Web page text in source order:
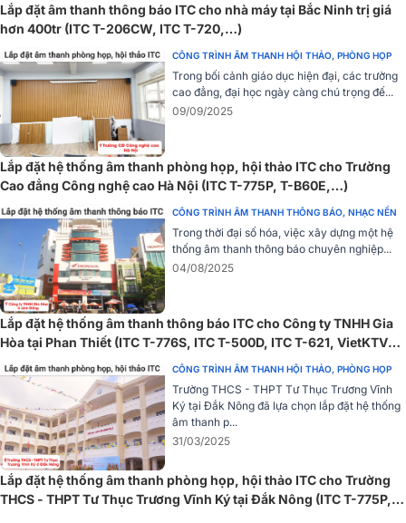
Amply công suất 720/480W Bosch LBB 1938/20 là một trong
những sản phẩm được yêu thích và đánh giá cao của hãng Bosch,
nhờ vào hiệu suất vượt trội và chất lượng âm thanh ấn tượng.
Amply có đầu ra 70V / 100V và 8 ohm, phù hợp với nhiều loại loa
khác nhau. Nó còn có hai đầu vào với chức năng chuyển đổi ưu
tiên, giúp người dùng dễ dàng quản lý và điều chỉnh âm thanh theo
nhu cầu.
Với đầu vào 100V, amply này hoạt động tốt nhất với các dòng loa
dưới 100V, đảm bảo âm thanh luôn trong trẻo và mạnh mẽ.
Bàn gọi Bosch LBB1956/00
Bàn gọi Bosch LBB1956/00 là thiết bị không thể thiếu cho hệ thống
Plena Alarm thoại, được thiết kế với sáu vùng cuộc gọi.
Thiết bị này có 6 phím chọn khu vực, phím gọi tất cả và phím PTT-
key dành cho các cuộc gọi khẩn cấp. Các đèn LED trên bàn gọi
dùng dễ dàng quản lý và điều khiển.
Đặc biệt, bàn gọi LBB1956/00 còn có khả năng mở rộng cuộc gọi
với thêm 7 khu vực và các phím nhóm khu vực, cho phép thực hiện
cuộc gọi đến các vùng chọn trong hệ thống địa chỉ công cộng được
xây dựng.
Loa hộp 6W BOSCH LB1-UW06-D1
Lắp đặt âm thanh thông báo ITC cho nhà máy tại Bắc Ninh trị giá
hơn 400tr (ITC T-206CW, ITC T-720,…)
CÔNG TRÌNH ÂM THANH HỘI THẢO, PHÒNG HỌP
Trong bối cảnh giáo dục hiện đại, các trường
cao đẳng, đại học ngày càng chú trọng đế...
09/09/2025
Lắp đặt hệ thống âm thanh phòng họp, hội thảo ITC cho Trường
Cao đẳng Công nghệ cao Hà Nội (ITC T-775P, T-B60E,…)
CÔNG TRÌNH ÂM THANH THÔNG BÁO, NHẠC NỀN
Trong thời đại số hóa, việc xây dựng một hệ
thống âm thanh thông báo chuyên nghiệp...
04/08/2025
Lắp đặt hệ thống âm thanh thông báo ITC cho Công ty TNHH Gia
Hòa tại Phan Thiết (ITC T-776S, ITC T-500D, ITC T-621, VietKTV
DA10 Plus)
CÔNG TRÌNH ÂM THANH HỘI THẢO, PHÒNG HỌP
Trường THCS - THPT Tư Thục Trương Vĩnh
Ký tại Đắk Nông đã lựa chọn lắp đặt hệ thống
âm thanh p...
31/03/2025
Lắp đặt hệ thống âm thanh phòng họp, hội thảo ITC cho Trường
THCS - THPT Tư Thục Trương Vĩnh Ký tại Đắk Nông (ITC T-775P,